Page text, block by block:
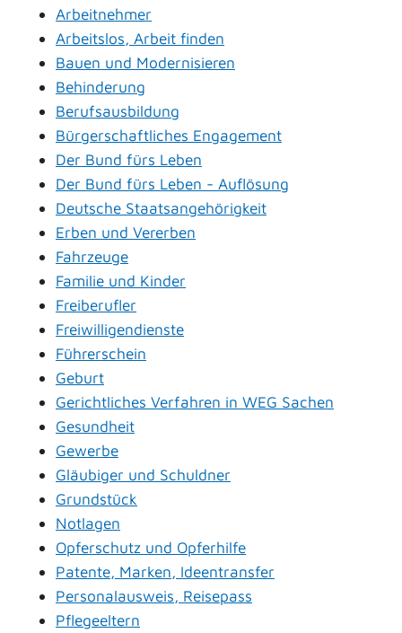
Arbeitnehmer
Arbeitslos, Arbeit finden
Bauen und Modernisieren
Behinderung
Berufsausbildung
Bürgerschaftliches Engagement
Der Bund fürs Leben
Der Bund fürs Leben - Auflösung
Deutsche Staatsangehörigkeit
Erben und Vererben
Fahrzeuge
Familie und Kinder
Freiberufler
Freiwilligendienste
Führerschein
Geburt
Gerichtliches Verfahren in WEG Sachen
Gesundheit
Gewerbe
Gläubiger und Schuldner
Grundstück
Notlagen
Opferschutz und Opferhilfe
Patente, Marken, Ideentransfer
Personalausweis, Reisepass
Pflegeeltern